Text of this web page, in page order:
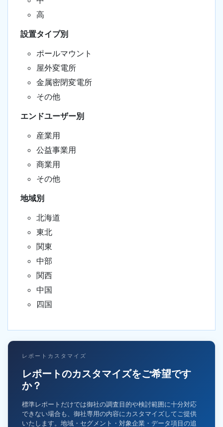
高
設置タイプ別
ポールマウント
屋外変電所
金属密閉変電所
その他
エンドユーザー別
産業用
公益事業用
商業用
その他
地域別
北海道
東北
関東
中部
関西
中国
四国
レポートカスタマイズ
レポートのカスタマイズをご希望です
か？
標準レポートだけでは御社の調査目的や検討範囲に十分対応
できない場合も、御社専用の内容にカスタマイズしてご提供
いたします。地域・セグメント・対象企業・データ項目の追